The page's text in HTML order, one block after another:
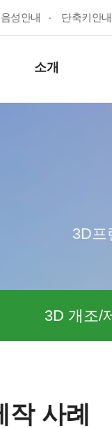
음성안내 단축키안내
소개
3D프
3D 개조/
작 사례